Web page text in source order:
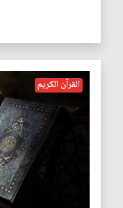
القرآن الكريم